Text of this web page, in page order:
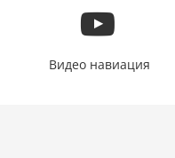
Видео навиация